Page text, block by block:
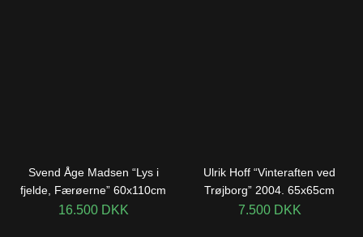
Svend Åge Madsen “Lys i
fjelde, Færøerne” 60x110cm
16.500 DKK
Ulrik Hoff “Vinteraften ved
Trøjborg” 2004. 65x65cm
7.500 DKK